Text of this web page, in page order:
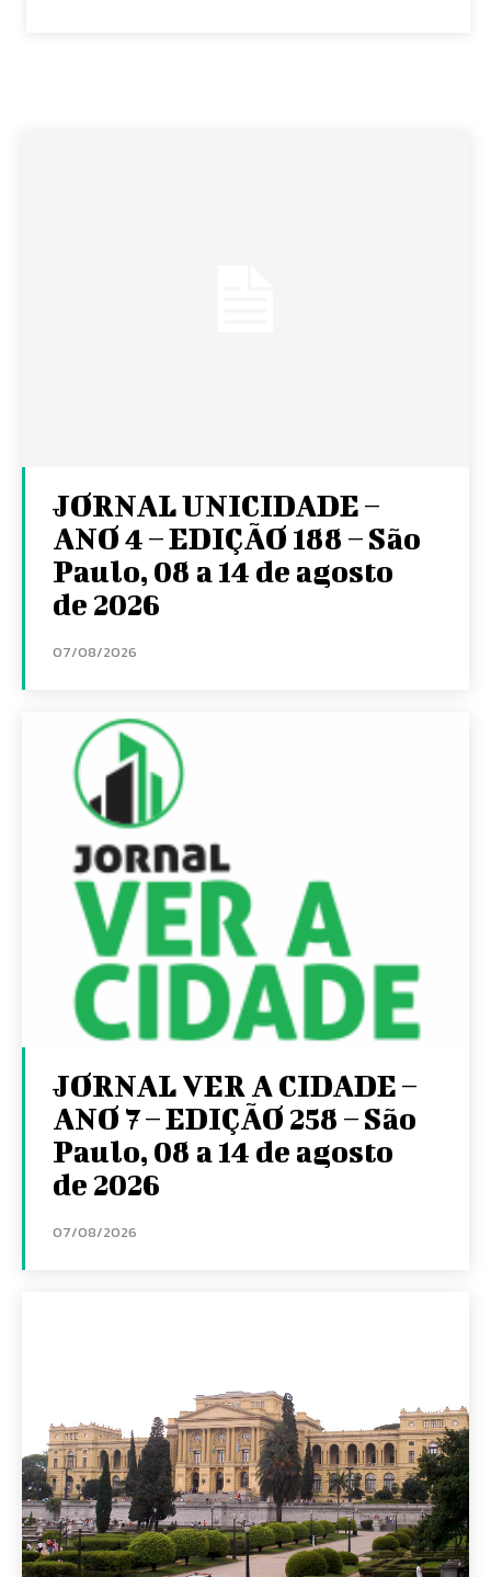
JORNAL UNICIDADE –
ANO 4 – EDIÇÃO 188 – São
Paulo, 08 a 14 de agosto
de 2026
07/08/2026
JORNAL VER A CIDADE –
ANO 7 – EDIÇÃO 258 – São
Paulo, 08 a 14 de agosto
de 2026
07/08/2026